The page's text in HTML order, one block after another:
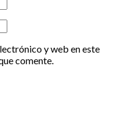
y web en este
comente.